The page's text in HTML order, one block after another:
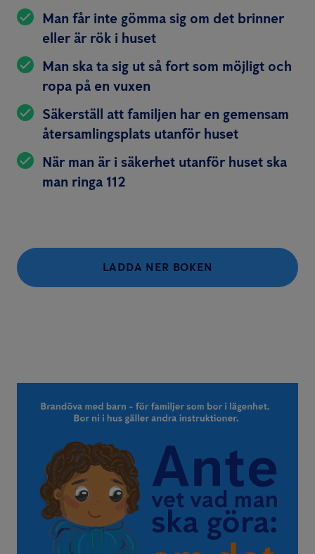
Man får inte gömma sig om det brinner
eller är rök i huset
Man ska ta sig ut så fort som möjligt och
ropa på en vuxen
Säkerställ att familjen har en gemensam
återsamlingsplats utanför huset
När man är i säkerhet utanför huset ska
man ringa 112
LADDA NER BOKEN